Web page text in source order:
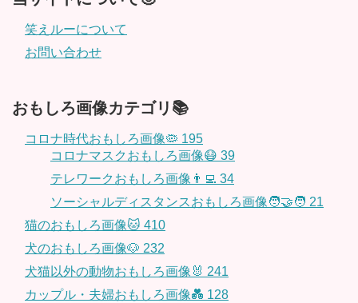
笑えルーについて
お問い合わせ
おもしろ画像カテゴリ📚
コロナ時代おもしろ画像🦠 195
コロナマスクおもしろ画像😷 39
テレワークおもしろ画像👨‍💻 34
ソーシャルディスタンスおもしろ画像🧑‍🤝‍🧑 21
猫のおもしろ画像🐱 410
犬のおもしろ画像🐶 232
犬猫以外の動物おもしろ画像🐰 241
カップル・夫婦おもしろ画像💑 128